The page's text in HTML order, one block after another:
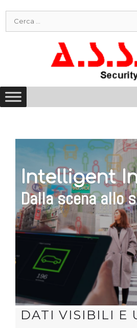
Intelligent
Dalla scena allo
DATI VISIBILI E